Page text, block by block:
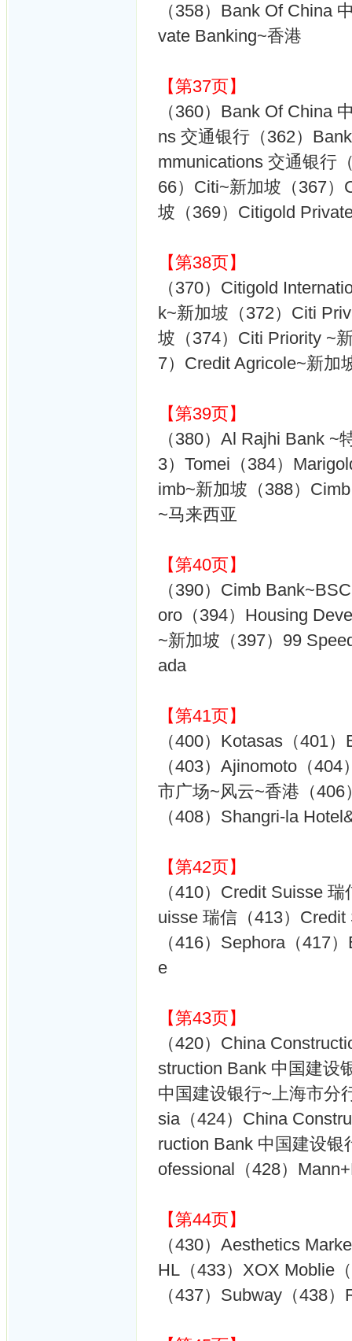
（358）Bank Of China
vate Banking~香港
【第37页】
（360）Bank Of China
ns 交通银行（362）
mmunications 交通银行
66）Citi~新加坡（367
坡（369）Citigold
【第38页】
（370）Citigold
k~新加坡（372）Citi
坡（374）Citi Priority ~
7）Credit Agricole~新加
【第39页】
（380）Al Rajhi Bank
3）Tomei（384）
imb~新加坡（388）
~马来西亚
【第40页】
（390）Cimb
oro（394）Housing
~新加坡（397）99
ada
【第41页】
（400）Kotasas（401
（403）Ajinomoto（
市广场~风云~香港（
（408）Shangri-la
【第42页】
（410）Credit Suisse
uisse 瑞信（413）
（416）Sephora（417
e
【第43页】
（420）China
struction Bank 中国建设
中国建设银行~上海市分
sia（424）China
ruction Bank 中国建设银
ofessional（428）
【第44页】
（430）Aesthetics
HL（433）XOX Moblie
（437）Subway（438